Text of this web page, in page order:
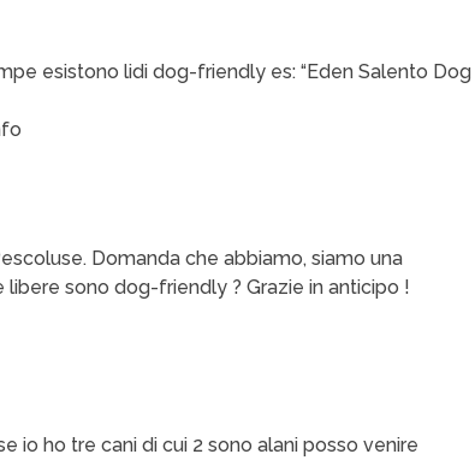
esistono lidi dog-friendly es: “Eden Salento Dog
Domanda che abbiamo, siamo una
sono dog-friendly ? Grazie in anticipo !
io ho tre cani di cui 2 sono alani posso venire